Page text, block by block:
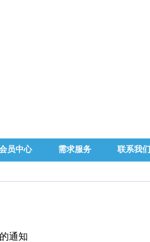
员中心 需求服务 联系我们
通知